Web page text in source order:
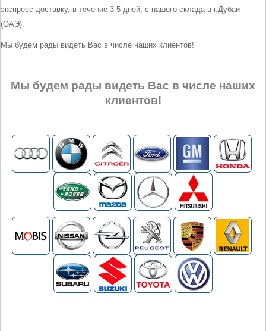
экспресс доставку, в течение 3-5 дней, с нашего склада в г.Дубаи
(ОАЭ).
Мы будем рады видеть Вас в числе наших клиентов!
Мы будем рады видеть Вас в числе наших
клиентов!